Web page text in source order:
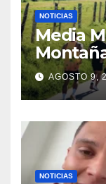
NOTICIAS
Media
Cocora:
sobre la
running
AGOSTO 9,
NOTICIAS